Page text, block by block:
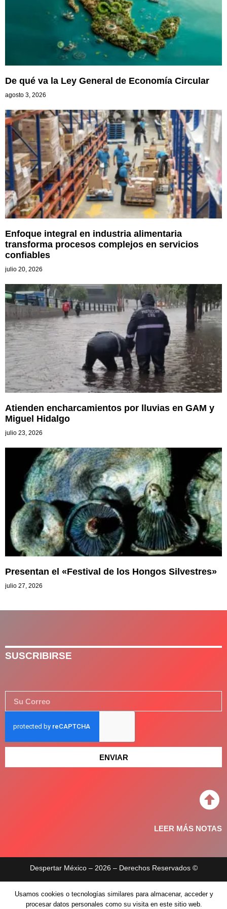
De qué va la Ley General de Economía Circular
agosto 3, 2026
Enfoque integral en industria alimentaria
transforma procesos complejos en servicios
confiables
julio 20, 2026
Atienden encharcamientos por lluvias en GAM y
Miguel Hidalgo
julio 23, 2026
Presentan el «Festival de los Hongos Silvestres»
julio 27, 2026
SUSCRIBIRSE
ENVIAR
LEER MÁS NOTAS
Despertar México – 2026 – Derechos Reservados ©
Políticas de privacidad
Usamos cookies o tecnologías similares para almacenar, acceder y
procesar datos personales como su visita en este sitio web.